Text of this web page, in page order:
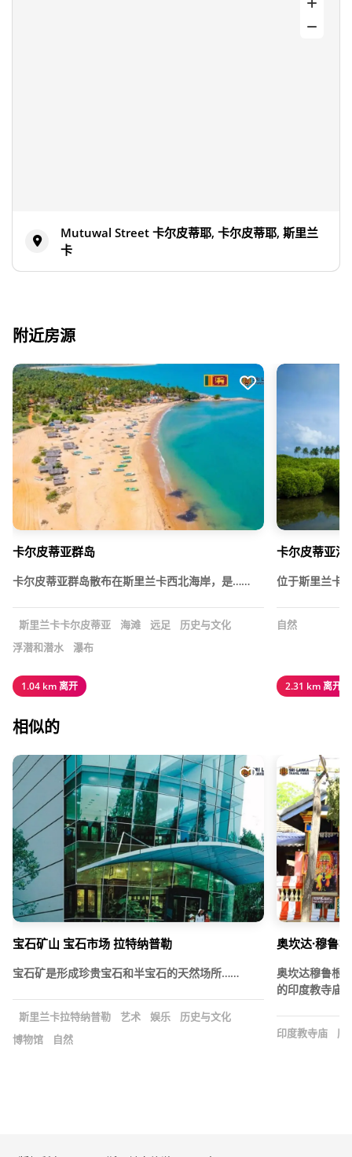
Mutuwal Street 卡尔皮蒂耶, 卡尔皮蒂耶, 斯里兰
卡
附近房源
卡尔皮蒂亚群岛
卡尔皮蒂亚群岛散布在斯里兰卡西北海岸，是……
斯里兰卡卡尔皮蒂亚 海滩 远足
历史与文化
浮潜和潜水
瀑布
1.04 km 离开
卡尔皮蒂亚泻
位于斯里兰卡
自然
2.31 km 离开
相似的
宝石矿山 宝石市场 拉特纳普勒
宝石矿是形成珍贵宝石和半宝石的天然场所……
斯里兰卡拉特纳普勒 艺术 娱乐
历史与文化
博物馆
自然
奥坎达·穆鲁
奥坎达穆鲁根
的印度教寺庙
印度教寺庙 历